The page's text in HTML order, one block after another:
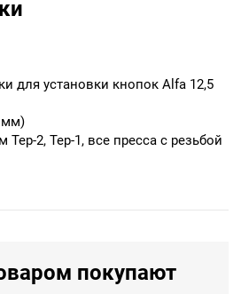
для установки кнопок Alfa 12,5
мм)
2, Тер-1, все пресса с резьбой
покупают